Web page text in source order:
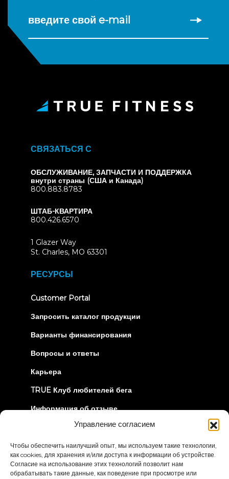
Управление согласием
Чтобы обеспечить наилучший опыт, мы используем такие технологии,
как cookies, для хранения и/или доступа к информации об устройстве.
Согласие на использование этих технологий позволит нам
обрабатывать такие данные, как поведение при просмотре или
введите свой e-mail
СВЯЗАТЬСЯ С
ОБСЛУЖИВАНИЕ, ЗАПЧАСТИ И ПОДДЕРЖКА
внутри страны (США и Канада)
800.883.8783
ШТАБ-КВАРТИРА
800.426.6570
1 Glazer Way
St. Charles, MO 63301
РЕСУРСЫ
Customer Portal(opens
new
Запросить каталог продукции
Варианты финансирования
Вопросы и ответы
Карьера
TRUE Клуб любителей бега
Информация об отзыве
ДАВАЙТЕ СОЕДИНИМСЯ